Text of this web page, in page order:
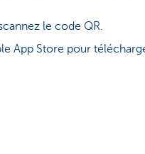
le code QR.
App Store pour